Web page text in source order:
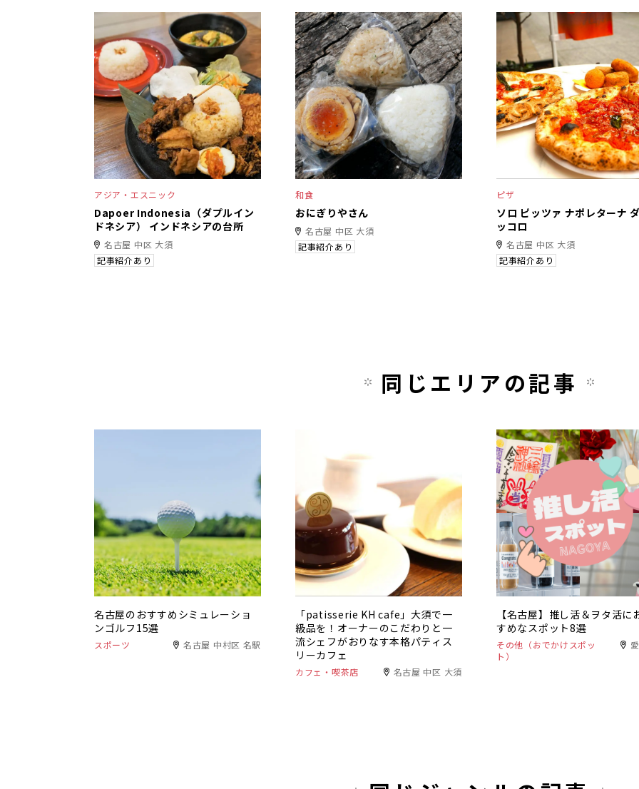
アジア・エスニック
Dapoer Indonesia（ダプルイン
ドネシア） インドネシアの台所
名古屋 中区 大須
記事紹介あり
和食
おにぎりやさん
名古屋 中区 大須
記事紹介あり
ピザ
ソロ ピッツァ ナポレターナ
ッコロ
名古屋 中区 大須
記事紹介あり
同じエリアの記事
名古屋のおすすめシミュレーショ
ンゴルフ15選
スポーツ 名古屋 中村区 名駅
「patisserie KH cafe」大須で一
級品を！オーナーのこだわりと一
流シェフがおりなす本格パティス
リーカフェ
カフェ・喫茶店 名古屋 中区 大須
【名古屋】推し活＆ヲタ活に
すめなスポット8選
その他（おでかけスポッ
ト）